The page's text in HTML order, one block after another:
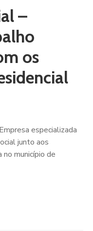
–
os
especializada
junto aos
município de